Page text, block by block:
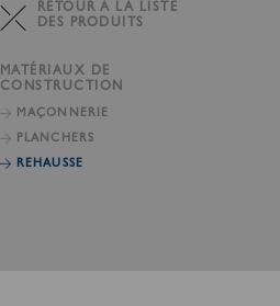
RETOUR À LA LISTE
DES PRODUITS
MATÉRIAUX DE
CONSTRUCTION
MAÇONNERIE
PLANCHERS
REHAUSSE